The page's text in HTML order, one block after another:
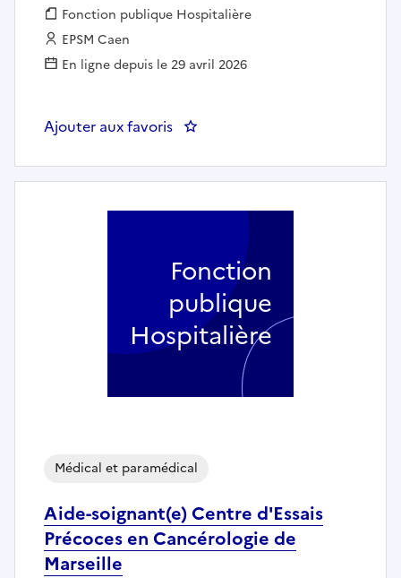
Fonction publique :
Fonction publique Hospitalière
Employeur :
EPSM Caen
En ligne depuis le 29 avril 2026
Ajouter aux favoris : Psychologue
Aide-soignant(e) Centre d'Essais
Précoces en Cancérologie de
Marseille
Médical et paramédical
Fonction
publique
Hospitalière